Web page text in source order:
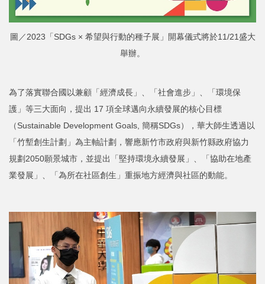
圖／2023「SDGs × 希望與行動的種子展」開幕儀式將於11/21盛大
舉辦。
為了落實聯合國以兼顧「經濟成長」、「社會進步」、「環境保
護」等三大面向，提出 17 項全球邁向永續發展的核心目標
（Sustainable Development Goals, 簡稱SDGs），華大師生透過以
「竹塹創生計劃」為主軸計劃，響應新竹市政府與新竹縣政府協力
規劃2050願景城市，並提出「堅持環境永續發展」、「協助在地產
業發展」、「為所在社區創生」重振地方經濟與社區的動能。